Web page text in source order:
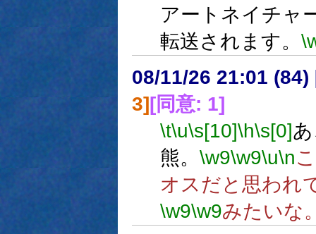
アートネイチャ
転送されます。
08/11/26 21:01 (84)
3][同意: 1]
\t\u\s[10]\h\s[0]
熊。 \w9\w9\u\n
オスだと思われ
\w9\w9みたいな